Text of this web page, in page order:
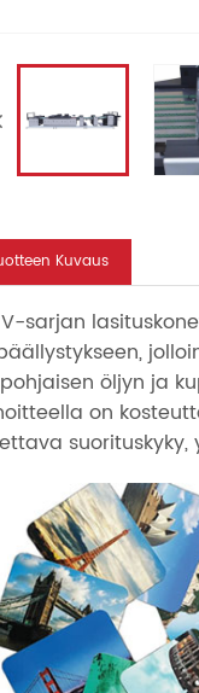
Kuvaus
sarjan
öljyn ja
on